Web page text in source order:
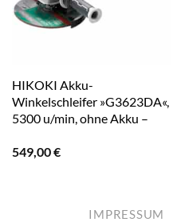
HIKOKI Akku-
Winkelschleifer »G3623DA«,
5300 u/min, ohne Akku –
549,00€
IMPRESSUM